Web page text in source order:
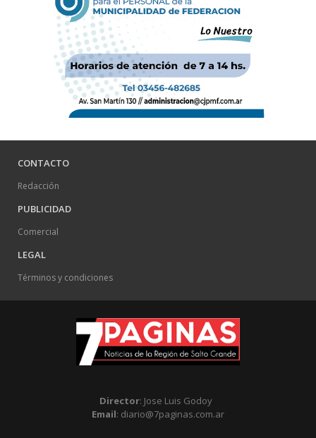
CONTACTO
Redacción
PUBLICIDAD
Comercial
LEGAL
Términos y condiciones
Director: Jose Luis Godoy
Email: diario@7paginas.com.ar